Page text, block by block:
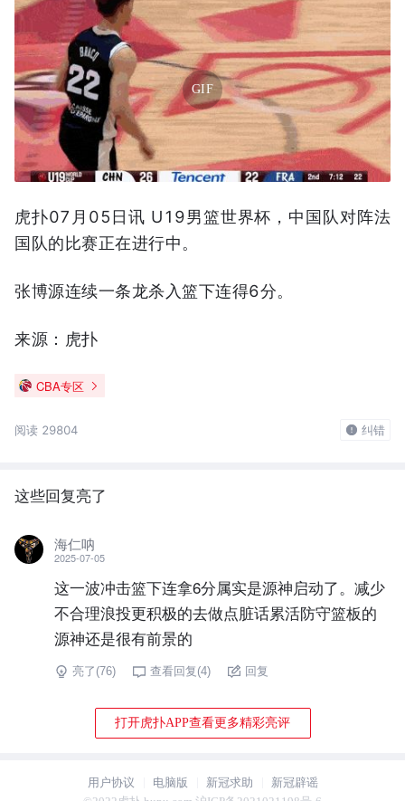
GIF
虎扑07月05日讯 U19男篮世界杯，中国队对阵法
国队的比赛正在进行中。
张博源连续一条龙杀入篮下连得6分。
来源：虎扑
CBA专区
阅读 29804 纠错
这些回复亮了
海仁呐
2025-07-05
这一波冲击篮下连拿6分属实是源神启动了。减少
不合理浪投更积极的去做点脏话累活防守篮板的
源神还是很有前景的
亮了(76) 查看回复(4) 回复
打开虎扑APP查看更多精彩亮评
用户协议 电脑版 新冠求助
新冠辟谣